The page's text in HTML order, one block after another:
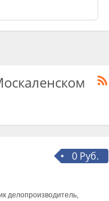
0 Руб.
делопроизводитель,